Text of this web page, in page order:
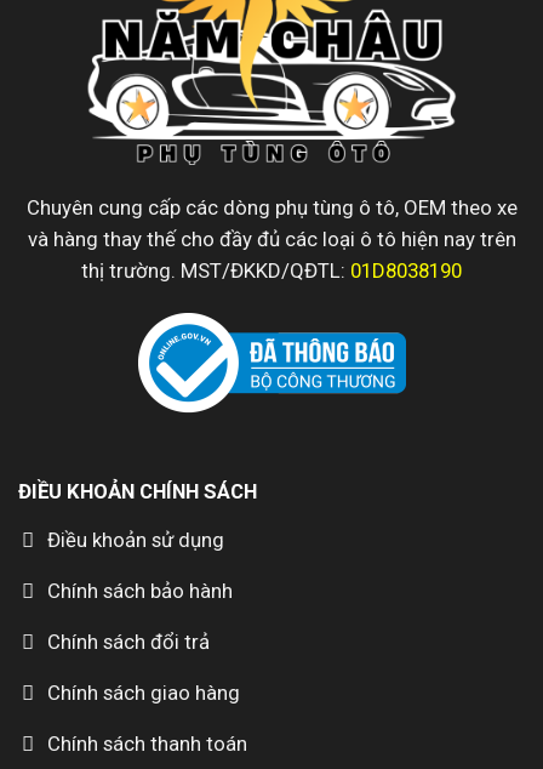
Chuyên cung cấp các dòng phụ tùng ô tô, OEM theo xe
và hàng thay thế cho đầy đủ các loại ô tô hiện nay trên
thị trường. MST/ĐKKD/QĐTL: 01D8038190
ĐIỀU KHOẢN CHÍNH SÁCH
Điều khoản sử dụng
Chính sách bảo hành
Chính sách đổi trả
Chính sách giao hàng
Chính sách thanh toán